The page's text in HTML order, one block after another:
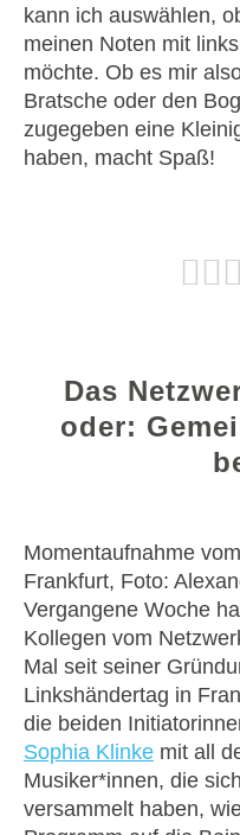
kann ich auswählen,
meinen Noten mit
möchte. Ob es mir
Bratsche oder den
zugegeben eine
haben, macht Spaß!
Das
oder:
Momentaufnahme
Frankfurt, Foto:
Vergangene Woche
Kollegen vom
Mal seit seiner
Linkshändertag in
die beiden
Sophia Klinke mit all
Musiker*innen, die
versammelt haben,